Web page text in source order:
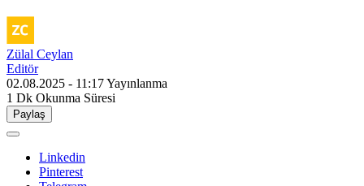
Zülal Ceylan
Editör
02.08.2025 - 11:17Yayınlanma
1 Dk Okunma Süresi
Paylaş
Linkedin
Pinterest